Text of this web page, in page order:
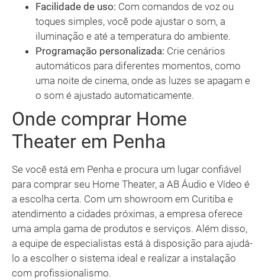
Facilidade de uso: Com comandos de voz ou
toques simples, você pode ajustar o som, a
iluminação e até a temperatura do ambiente.
Programação personalizada: Crie cenários
automáticos para diferentes momentos, como
uma noite de cinema, onde as luzes se apagam e
o som é ajustado automaticamente.
Onde comprar Home
Theater em Penha
Se você está em Penha e procura um lugar confiável
para comprar seu Home Theater, a AB Áudio e Vídeo é
a escolha certa. Com um showroom em Curitiba e
atendimento a cidades próximas, a empresa oferece
uma ampla gama de produtos e serviços. Além disso,
a equipe de especialistas está à disposição para ajudá-
lo a escolher o sistema ideal e realizar a instalação
com profissionalismo.